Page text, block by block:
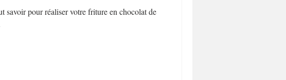
savoir pour réaliser votre friture en chocolat de